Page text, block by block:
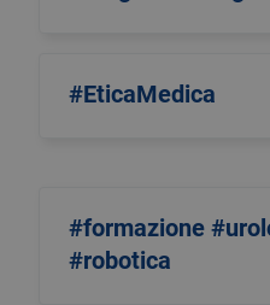
#EticaMedica
#formazione
#robotica